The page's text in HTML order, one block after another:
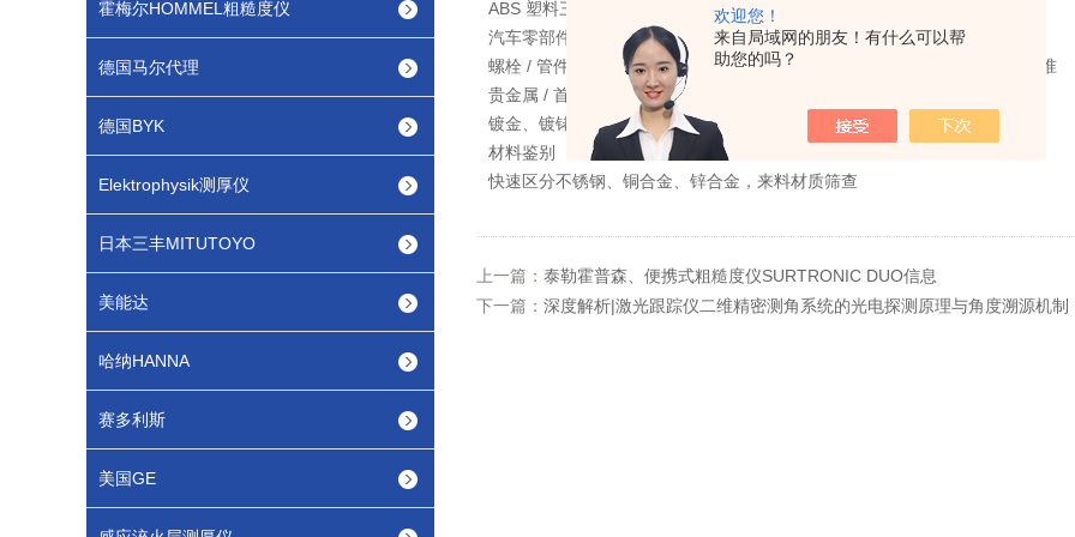
欢迎您！
来自局域网的朋友！有什么可以帮
助您的吗？
霍梅尔HOMMEL粗糙度仪
德国马尔代理
德国BYK
Elektrophysik测厚仪
日本三丰MITUTOYO
美能达
哈纳HANNA
赛多利斯
美国GE
ABS 塑料三价 / 六价铬体系 Cr/Ni/Cu、仿金、镀镍、镀锌、锌镍防腐层
汽车零部件
螺栓 / 管件镀锌、锌铝、达克罗、刹车件防腐镀层，满足主机厂盐雾质检标准
贵金属 / 首饰
镀金、镀铑、银镀层厚度 + 纯度分析，管控贵金属耗材成本
材料鉴别
快速区分不锈钢、铜合金、锌合金，来料材质筛查
上一篇： 泰勒霍普森、便携式粗糙度仪SURTRONIC DUO信息
下一篇： 深度解析|激光跟踪仪二维精密测角系统的光电探测原理与角度溯源机制